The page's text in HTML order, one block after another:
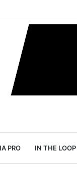
PRO IN THE LOOP